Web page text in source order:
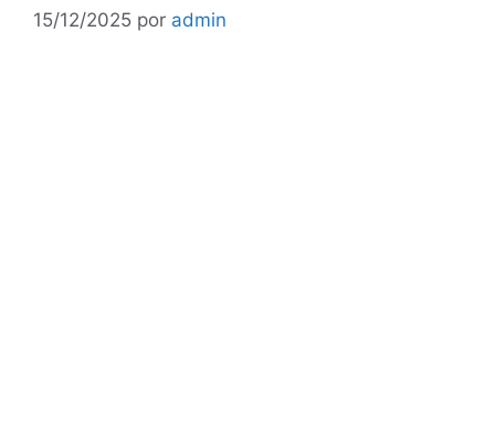
15/12/2025 por admin